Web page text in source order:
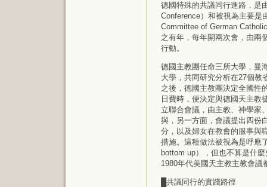
德國特殊的共議同行進路，是
Conference）和被視為主要是
Committee of German
之有年，每年開兩次會，由兩
行動。
德國主教團任命三所大學，曼
大學，共同研究分析在27個教
之後，德國主教團決定全國性
日費時，便決定與德國天主教
立聯合會議，由主教、神學家
與，另一方面，會議提出四份
分，以及婦女在教會的服事與
措施。這種做法被視為是呼應
bottom up），但也不算是什
1980年代美國天主教主教會議
█共議同行的實踐路徑